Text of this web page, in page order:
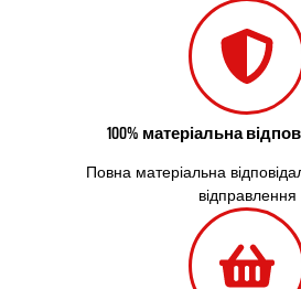
100% матеріальна
Повна матеріальна
відправлення
Трускавець
Тульчин